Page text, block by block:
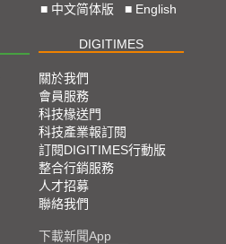
■ 中文简体版 ■ English
DIGITIMES
關於我們
會員服務
科技椽送門
科技產業報訂閱
訂閱DIGITIMES行動版
整合行銷服務
人才招募
聯絡我們
下載新聞App